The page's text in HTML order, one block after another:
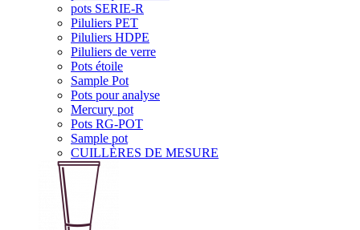
pots SERIE-R
Piluliers PET
Piluliers HDPE
Piluliers de verre
Pots étoile
Sample Pot
Pots pour analyse
Mercury pot
Pots RG-POT
Sample pot
CUILLÈRES DE MESURE